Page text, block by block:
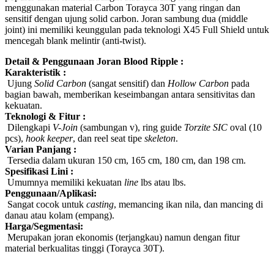
menggunakan material Carbon Torayca 30T yang ringan dan
sensitif dengan ujung solid carbon. Joran sambung dua (middle
joint) ini memiliki keunggulan pada teknologi X45 Full Shield untuk
mencegah blank melintir (anti-twist).
Detail & Penggunaan Joran Blood Ripple :
Karakteristik :
Ujung Solid Carbon (sangat sensitif) dan Hollow Carbon pada
bagian bawah, memberikan keseimbangan antara sensitivitas dan
kekuatan.
Teknologi & Fitur :
Dilengkapi V-Join (sambungan v), ring guide Torzite SIC oval (10
pcs), hook keeper, dan reel seat tipe skeleton.
Varian Panjang :
Tersedia dalam ukuran 150 cm, 165 cm, 180 cm, dan 198 cm.
Spesifikasi Lini :
Umumnya memiliki kekuatan line lbs atau lbs.
Penggunaan/Aplikasi:
Sangat cocok untuk casting, memancing ikan nila, dan mancing di
danau atau kolam (empang).
Harga/Segmentasi:
Merupakan joran ekonomis (terjangkau) namun dengan fitur
material berkualitas tinggi (Torayca 30T).